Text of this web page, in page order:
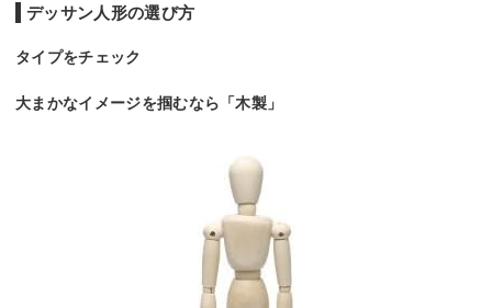
デッサン人形の選び方
タイプをチェック
大まかなイメージを掴むなら「木製」